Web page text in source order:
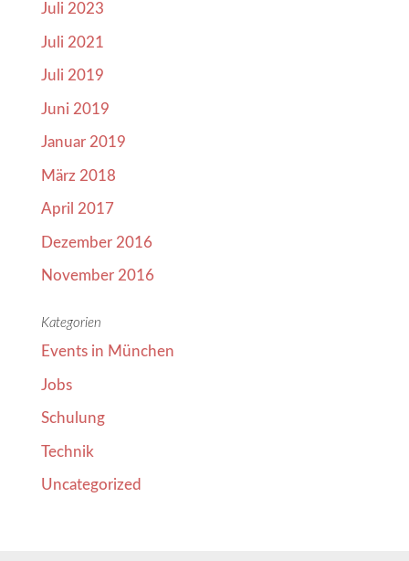
Juli 2023
Juli 2021
Juli 2019
Juni 2019
Januar 2019
März 2018
April 2017
Dezember 2016
November 2016
Kategorien
Events in München
Jobs
Schulung
Technik
Uncategorized